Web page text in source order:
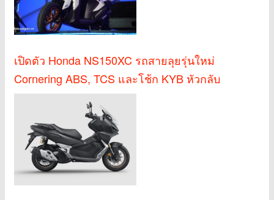
เปิดตัว Honda NS150XC รถสายลุยรุ่นใหม่
Cornering ABS, TCS และโช้ก KYB หัวกลับ